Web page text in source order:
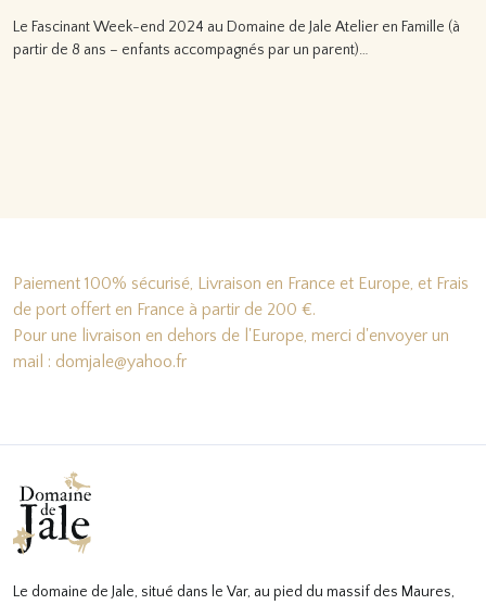
Le Fascinant Week-end 2024 au Domaine de Jale Atelier en Famille (à
partir de 8 ans – enfants accompagnés par un parent)…
Paiement 100% sécurisé, Livraison en France et Europe, et Frais
de port offert en France à partir de 200 €.
Pour une livraison en dehors de l'Europe, merci d'envoyer un
mail : domjale@yahoo.fr
Le domaine de Jale, situé dans le Var, au pied du massif des Maures,